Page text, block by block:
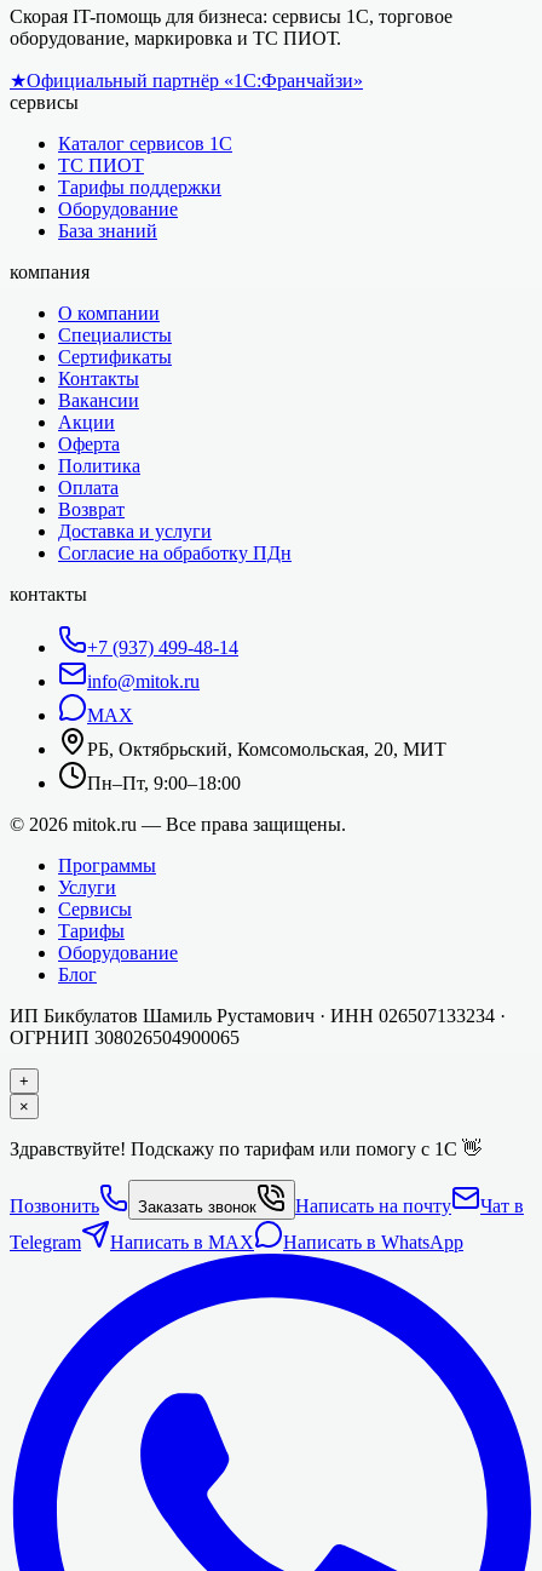
Скорая IT-помощь для бизнеса: сервисы 1С, торговое
оборудование, маркировка и ТС ПИОТ.
★Официальный партнёр «1С:Франчайзи»
сервисы
Каталог сервисов 1С
ТС ПИОТ
Тарифы поддержки
Оборудование
База знаний
компания
О компании
Специалисты
Сертификаты
Контакты
Вакансии
Акции
Оферта
Политика
Оплата
Возврат
Доставка и услуги
Согласие на обработку ПДн
контакты
+7 (937) 499-48-14
info@mitok.ru
MAX
РБ, Октябрьский, Комсомольская, 20, МИТ
Пн–Пт, 9:00–18:00
© 2026 mitok.ru — Все права защищены.
Программы
Услуги
Сервисы
Тарифы
Оборудование
Блог
ИП Бикбулатов Шамиль Рустамович · ИНН 026507133234 ·
ОГРНИП 308026504900065
+
×
Здравствуйте! Подскажу по тарифам или помогу с 1С 👋
Позвонить Заказать звонок Написать на почту
Чат в
Telegram
Написать в MAX Написать в WhatsApp